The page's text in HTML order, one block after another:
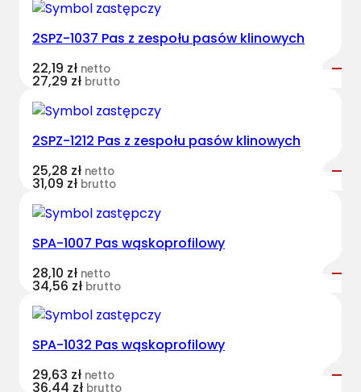
2SPZ-1037 Pas z zespołu pasów klinowych
22,19 zł netto
27,29 zł brutto
2SPZ-1212 Pas z zespołu pasów klinowych
25,28 zł netto
31,09 zł brutto
SPA-1007 Pas wąskoprofilowy
28,10 zł netto
34,56 zł brutto
SPA-1032 Pas wąskoprofilowy
29,63 zł netto
36,44 zł brutto